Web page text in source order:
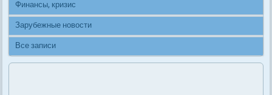
Финансы, кризис
Зарубежные новости
Все записи